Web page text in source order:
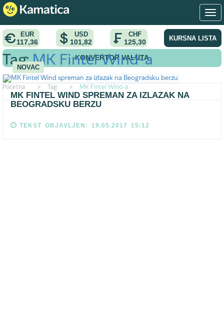
EUR
117,36
USD
101,82
CHF
125,30 KURSNA LISTA
KONVERTOR VALUTA
Pocetna > Tag > MK Fintel Wind-a
Tag:MK Fintel Wind-a
NOVAC
MK FINTEL WIND SPREMAN ZA IZLAZAK NA
BEOGRADSKU BERZU
TEKST OBJAVLJEN: 19.05.2017 15:12